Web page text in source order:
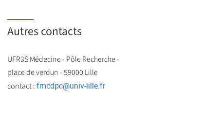
Autres contacts
UFR3S Médecine - Pôle Recherche -
place de verdun - 59000 Lille
contact :fmcdpc@univ-lille.fr